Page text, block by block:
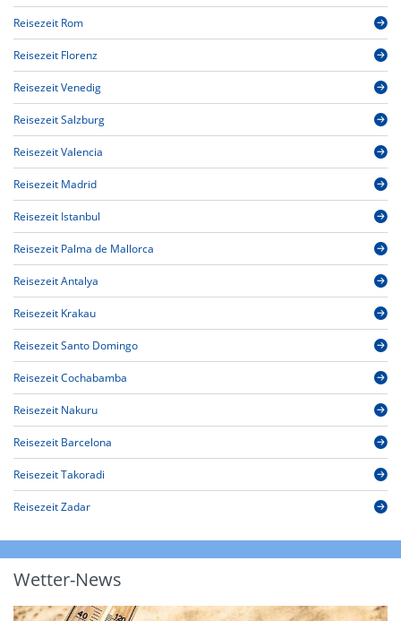
Reisezeit Rom
Reisezeit Florenz
Reisezeit Venedig
Reisezeit Salzburg
Reisezeit Valencia
Reisezeit Madrid
Reisezeit Istanbul
Reisezeit Palma de Mallorca
Reisezeit Antalya
Reisezeit Krakau
Reisezeit Santo Domingo
Reisezeit Cochabamba
Reisezeit Nakuru
Reisezeit Barcelona
Reisezeit Takoradi
Reisezeit Zadar
Wetter-News